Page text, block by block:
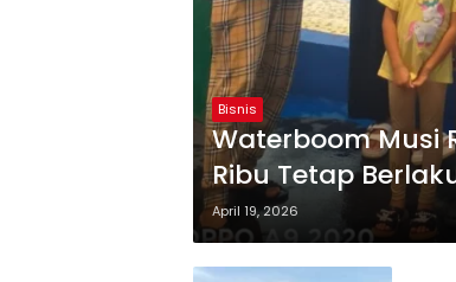
Bisnis
Waterboom Musi
Ribu Tetap
Aman dan
April 19, 2026